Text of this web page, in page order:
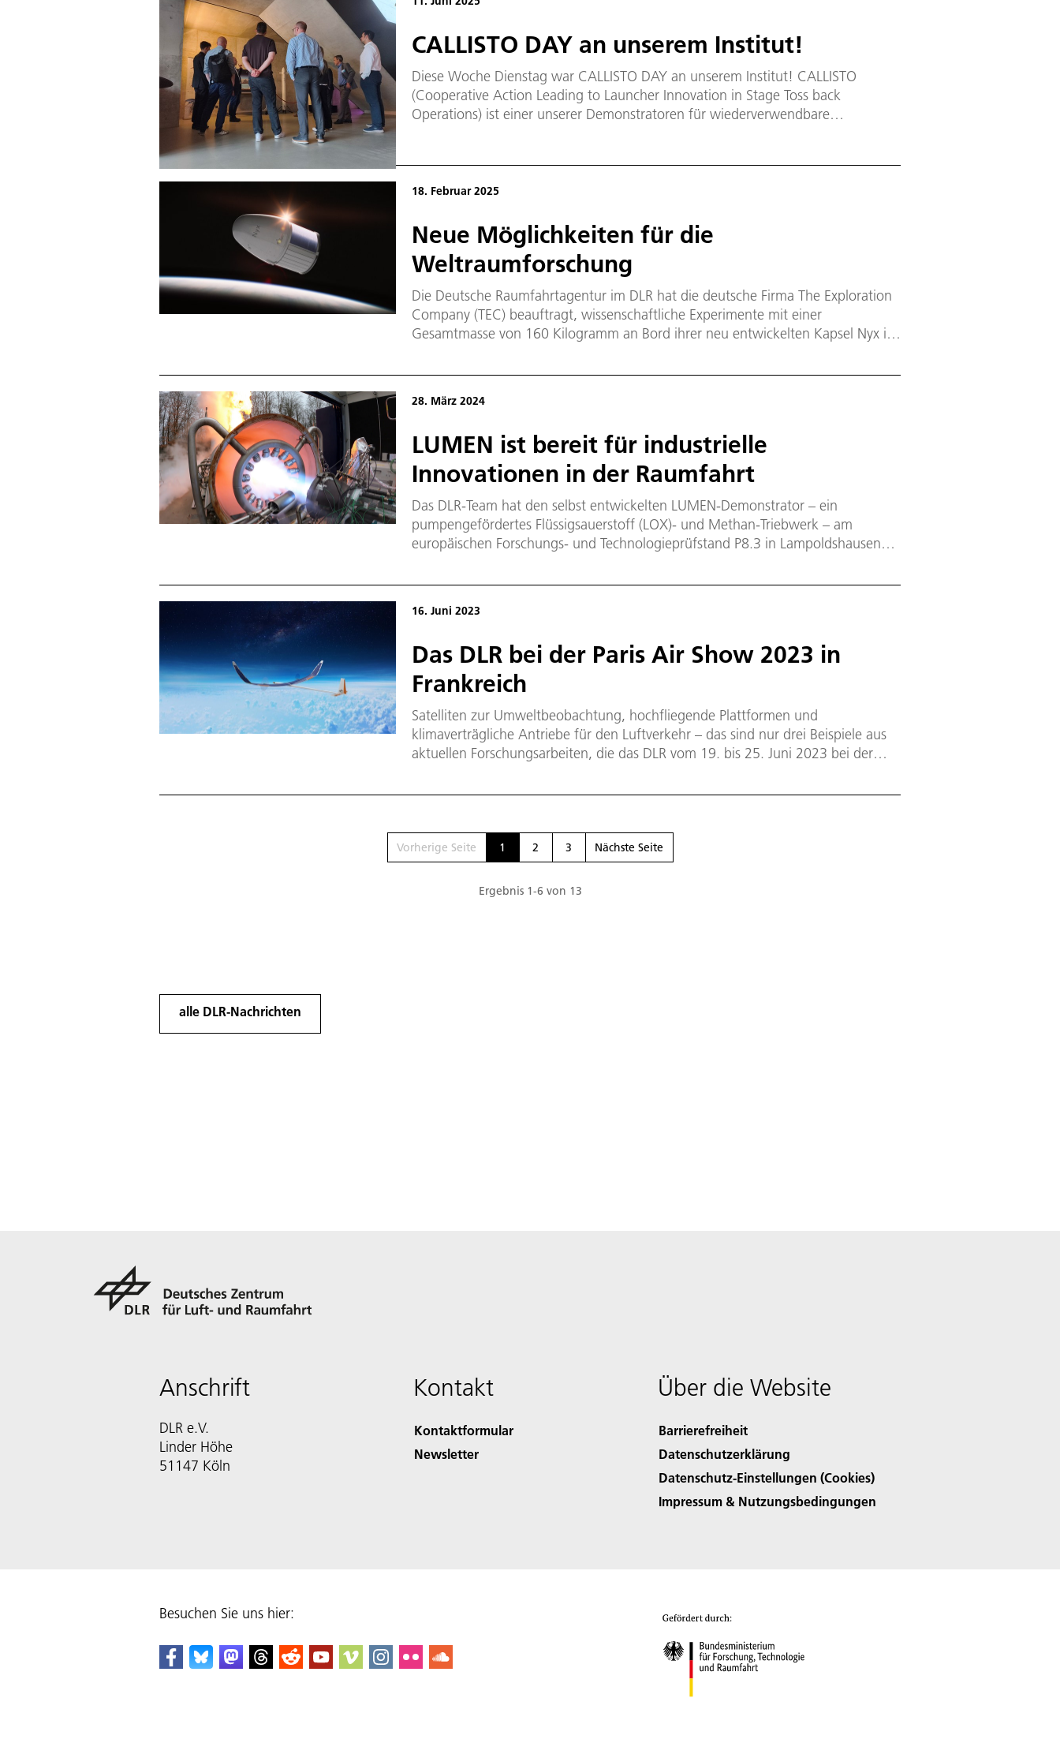
Lasten auf Material und Strukturen – ähnlich wie beim Wiedereintritt von
CALLISTO DAY an unserem Institut!
Diese Woche Dienstag war CALLISTO DAY an unserem Institut! CALLISTO
(Cooperative Action Leading to Launcher Innovation in Stage Toss back
Operations) ist einer unserer Demonstratoren für wiederverwendbare
die wichtigsten Ergebnisse des CALLISTO-Projekts zu vermitteln sowie
Verbindungen und Möglichkeiten für eine weitere Zusammenarbeit aufzubauen.
18. Februar 2025
Neue Möglichkeiten für die
Weltraumforschung
Die Deutsche Raumfahrtagentur im DLR hat die deutsche Firma The Exploration
Company (TEC) beauftragt, wissenschaftliche Experimente mit einer
Gesamtmasse von 160 Kilogramm an Bord ihrer neu entwickelten Kapsel Nyx in
„Mission Possible“ im Juni 2025 in den Weltraum starten.
28. März 2024
LUMEN ist bereit für industrielle
Innovationen in der Raumfahrt
Das DLR-Team hat den selbst entwickelten LUMEN-Demonstrator – ein
pumpengefördertes Flüssigsauerstoff (LOX)- und Methan-Triebwerk – am
europäischen Forschungs- und Technologieprüfstand P8.3 in Lampoldshausen
Technologien, die nur in einem kompletten Raketentriebwerk getestet werden
16. Juni 2023
Das DLR bei der Paris Air Show 2023 in
Frankreich
Satelliten zur Umweltbeobachtung, hochfliegende Plattformen und
klimaverträgliche Antriebe für den Luftverkehr – das sind nur drei Beispiele aus
aktuellen Forschungsarbeiten, die das DLR vom 19. bis 25. Juni 2023 bei der
zählt zu den größten Messen der Luft- und Raumfahrt-Branche.
Vorherige Seite 1 2 3 Nächste Seite
Ergebnis 1-6 von 13
alle DLR-Nachrichten
Anschrift
DLR e.V.
Linder Höhe
51147 Köln
Kontakt
Kontaktformular
Newsletter
Über die Website
Barrierefreiheit
Datenschutzerklärung
Datenschutz-Einstellungen (Cookies)
Impressum & Nutzungsbedingungen
Besuchen Sie uns hier: